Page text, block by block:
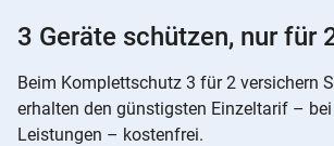
3 Geräte schützen, nur für
Beim Komplettschutz 3 für 2 versichern
erhalten den günstigsten Einzeltarif –
Leistungen – kostenfrei.